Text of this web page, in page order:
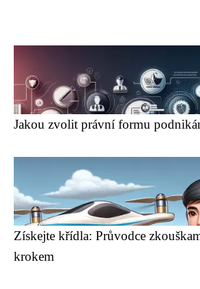
Jakou zvolit právní formu
Získejte křídla: Průvodce
krokem